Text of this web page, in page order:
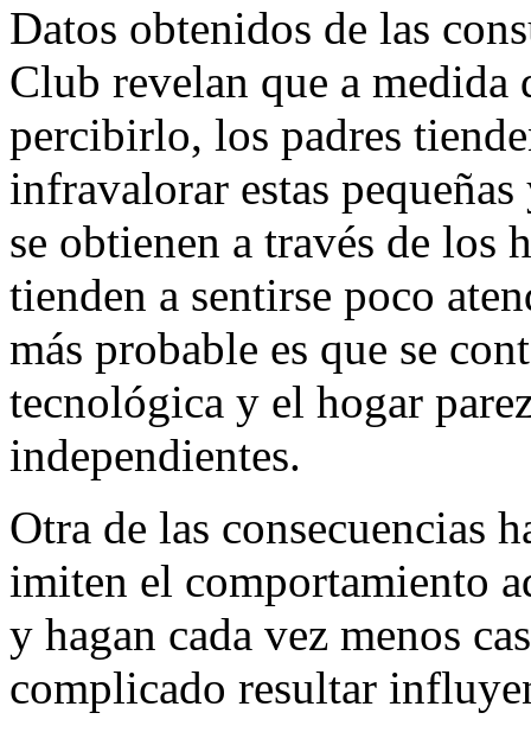
Datos obtenidos de las
Club revelan que a medida
percibirlo, los padres
infravalorar estas
se obtienen a través de los
tienden a sentirse poco
más probable es que se
tecnológica y el hogar
independientes.
Otra de las consecuencias
imiten el comportamiento
y hagan cada vez menos
complicado resultar